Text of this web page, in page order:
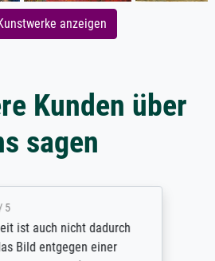
anzeigen
Kunden über
sagen
5
ist auch nicht dadurch
Bild entgegen einer